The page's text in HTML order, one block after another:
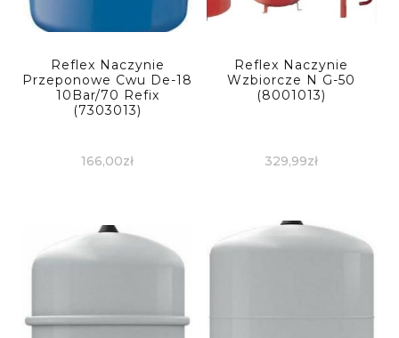
Reflex Naczynie
Przeponowe Cwu De-18
10Bar/70 Refix
(7303013)
166,00zł
Reflex Naczynie
Wzbiorcze N G-50
(8001013)
329,99zł